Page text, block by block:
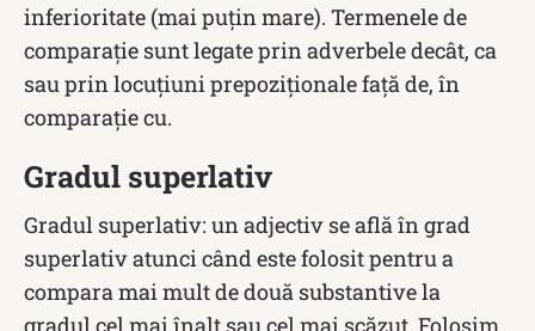
inferioritate (mai puțin mare). Termenele de
comparație sunt legate prin adverbele decât, ca
sau prin locuțiuni prepoziționale față de, în
comparație cu.
Gradul superlativ
Gradul superlativ: un adjectiv se află în grad
superlativ atunci când este folosit pentru a
compara mai mult de două substantive la
gradul cel mai înalt sau cel mai scăzut. Folosim